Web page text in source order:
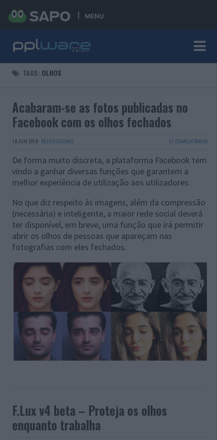
MENU
TAGS: OLHOS
Acabaram-se as fotos publicadas no
Facebook com os olhos fechados
18 JUN 2018 · REDES SOCIAIS 11 COMENTÁRIOS
De forma muito discreta, a plataforma Facebook tem
vindo a ganhar diversas funções que garantem a
melhor experiência de utilização aos utilizadores.
No que diz respeito às imagens, além da compressão
(necessária) e inteligente, a maior rede social deverá
ter disponível, em breve, uma função que irá permitir
abrir os olhos de pessoas que apareçam nas
fotografias com eles fechados.
F.Lux v4 beta – Proteja os olhos
enquanto trabalha